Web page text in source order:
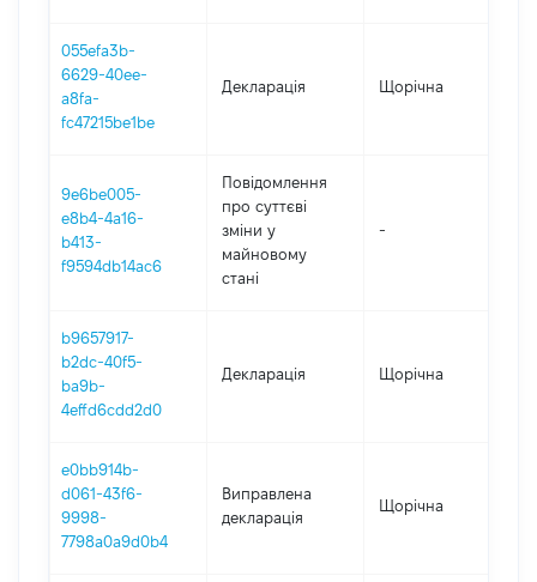
055efa3b-
6629-40ee-
a8fa-
fc47215be1be
Декларація Щорічна
9e6be005-
e8b4-4a16-
b413-
f9594db14ac6
Повідомлення
про суттєві
зміни y
майновому
стані
-
b9657917-
b2dc-40f5-
ba9b-
4effd6cdd2d0
Декларація Щорічна
e0bb914b-
d061-43f6-
9998-
7798a0a9d0b4
Виправлена
декларація
Щорічна